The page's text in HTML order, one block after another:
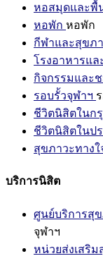
หอสมุดและพื้
หอพัก หอพัก
กีฬาและสุขภ
โรงอาหารแล
กิจกรรมและ
รอบรั้วจุฬาฯ
ชีวิตนิสิตในกรุ
ชีวิตนิสิตในป
สุขภาวะทาง
บริการนิสิต
ศูนย์บริการสุ
จุฬาฯ
หน่วยส่งเสริ